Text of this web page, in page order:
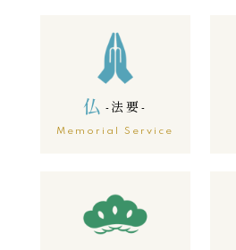
仏 -法要-
Memorial Service